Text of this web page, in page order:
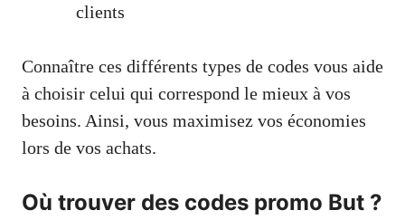
clients
Connaître ces différents types de codes vous aide
à choisir celui qui correspond le mieux à vos
besoins. Ainsi, vous maximisez vos économies
lors de vos achats.
Où trouver des codes promo But ?